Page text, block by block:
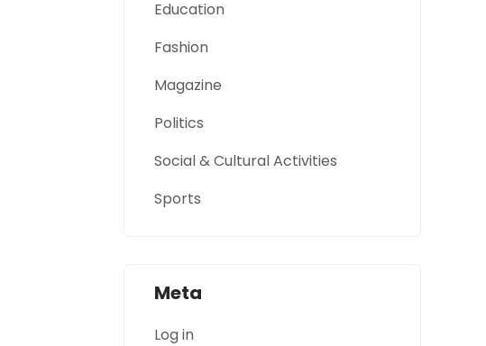
Education
Fashion
Magazine
Politics
Social & Cultural Activities
Sports
Meta
Log in